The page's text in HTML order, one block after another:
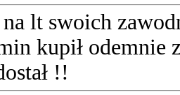
na lt swoich
kupił
!!